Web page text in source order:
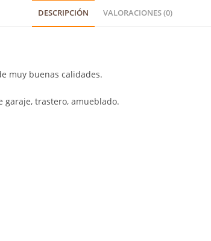
DESCRIPCIÓN VALORACIONES (0)
muy buenas calidades.
garaje, trastero, amueblado.